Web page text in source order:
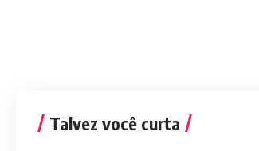
Talvez você curta